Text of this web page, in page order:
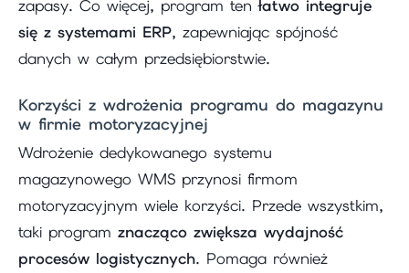
zapasy. Co więcej, program tenłatwo integruje
się z systemami ERP, zapewniając spójność
danych w całym przedsiębiorstwie.
Korzyści z wdrożenia programu do magazynu
w firmie motoryzacyjnej
Wdrożenie dedykowanego systemu
magazynowego WMS przynosi firmom
motoryzacyjnym wiele korzyści. Przede wszystkim,
taki program znacząco zwiększa wydajność
procesów logistycznych. Pomaga również